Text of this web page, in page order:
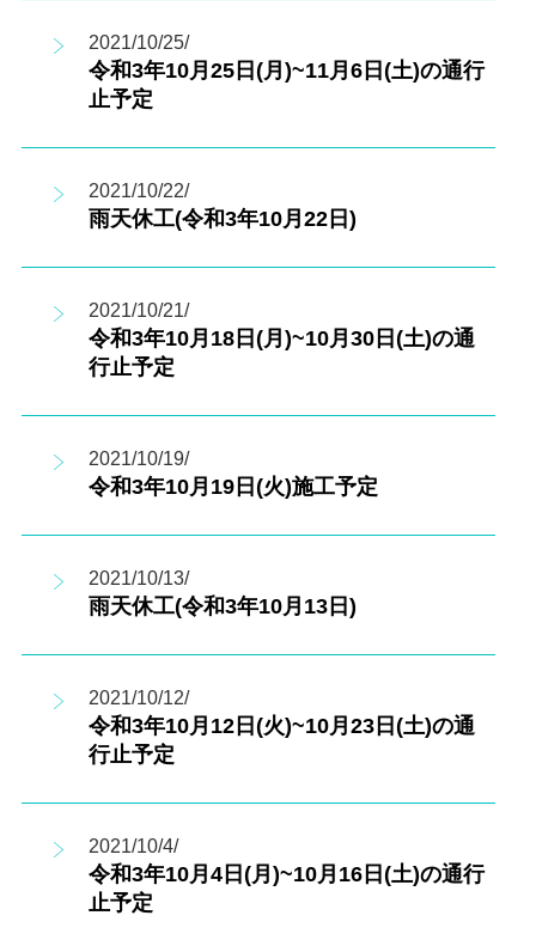
2021/10/25/
令和3年10月25日(月)~11月6日(土)の通行
止予定
2021/10/22/
雨天休工(令和3年10月22日)
2021/10/21/
令和3年10月18日(月)~10月30日(土)の通
行止予定
2021/10/19/
令和3年10月19日(火)施工予定
2021/10/13/
雨天休工(令和3年10月13日)
2021/10/12/
令和3年10月12日(火)~10月23日(土)の通
行止予定
2021/10/4/
令和3年10月4日(月)~10月16日(土)の通行
止予定